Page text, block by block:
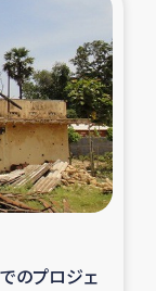
援
援
改善事業
支援
のプロジェ